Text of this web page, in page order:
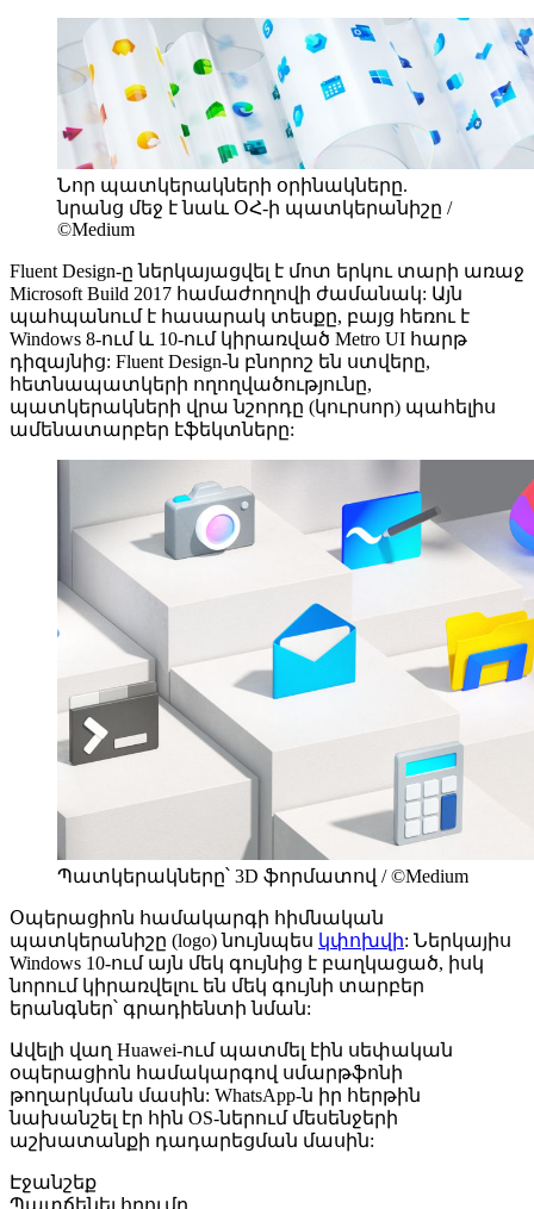
Նոր պատկերակների օրինակները.
նրանց մեջ է նաև ՕՀ-ի պատկերանիշը /
©Medium
Fluent Design-ը ներկայացվել է մոտ երկու տարի առաջ
Microsoft Build 2017 համաժողովի ժամանակ: Այն
պահպանում է հասարակ տեսքը, բայց հեռու է
Windows 8-ում և 10-ում կիրառված Metro UI հարթ
դիզայնից: Fluent Design-ն բնորոշ են ստվերը,
հետնապատկերի ողողվածությունը,
պատկերակների վրա նշորդը (կուրսոր) պահելիս
ամենատարբեր էֆեկտները:
Պատկերակները՝ 3D ֆորմատով / ©Medium
Օպերացիոն համակարգի հիմնական
պատկերանիշը (logo) նույնպես կփոխվի: Ներկայիս
Windows 10-ում այն մեկ գույնից է բաղկացած, իսկ
նորում կիրառվելու են մեկ գույնի տարբեր
երանգներ՝ գրադիենտի նման:
Ավելի վաղ Huawei-ում պատմել էին սեփական
օպերացիոն համակարգով սմարթֆոնի
թողարկման մասին: WhatsApp-ն իր հերթին
նախանշել էր հին OS-ներում մեսենջերի
աշխատանքի դադարեցման մասին:
Էջանշեք
Պատճենել հղումը